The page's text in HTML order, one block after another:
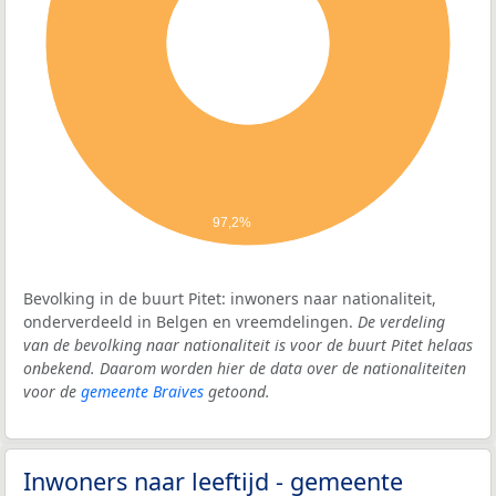
97,2%
Bevolking in de buurt Pitet: inwoners naar nationaliteit,
onderverdeeld in Belgen en vreemdelingen. De verdeling
van de bevolking naar nationaliteit is voor de buurt Pitet helaas
onbekend. Daarom worden hier de data over de nationaliteiten
voor de gemeente Braives getoond.
Inwoners naar leeftijd - gemeente